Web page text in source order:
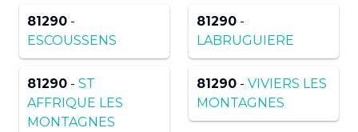
81290 -
ESCOUSSENS
81290 -
LABRUGUIERE
81290 - ST
AFFRIQUE LES
MONTAGNES
81290 - VIVIERS LES
MONTAGNES